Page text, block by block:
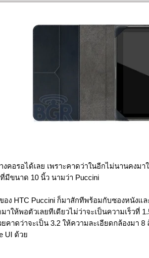
คอรอได้เลย เพราะคาดว่าในอีกไม่นานคงม
มีขนาด 10 นิ้ว นามว่า Puccini
อง HTC Puccini ก็มาสักทีพร้อมกับซองหนัง
าให้พอตัวเลยทีเดียวไม่ว่าจะเป็นความเร็วที่
คาดว่าจะเป็น 3.2 ให้ความละเอียดกล้องมา
UI ด้วย